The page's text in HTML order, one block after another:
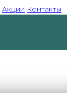
Акции Контакты